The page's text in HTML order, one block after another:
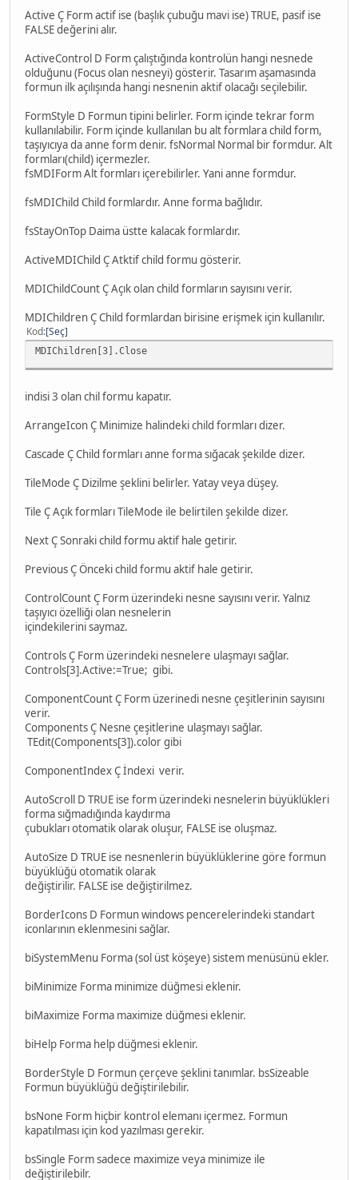
Active Ç Form actif ise (başlık çubuğu mavi ise) TRUE, pasif ise
FALSE değerini alır.
ActiveControl D Form çalıştığında kontrolün hangi nesnede
olduğunu (Focus olan nesneyi) gösterir. Tasarım aşamasında
formun ilk açılışında hangi nesnenin aktif olacağı seçilebilir.
FormStyle D Formun tipini belirler. Form içinde tekrar form
kullanılabilir. Form içinde kullanılan bu alt formlara child form,
taşıyıcıya da anne form denir. fsNormal Normal bir formdur. Alt
formları(child) içermezler.
fsMDIForm Alt formları içerebilirler. Yani anne formdur.
fsMDIChild Child formlardır. Anne forma bağlıdır.
fsStayOnTop Daima üstte kalacak formlardır.
ActiveMDIChild Ç Atktif child formu gösterir.
MDIChildCount Ç Açık olan child formların sayısını verir.
MDIChildren Ç Child formlardan birisine erişmek için kullanılır.
Kod Seç
MDIChildren[3].Close
indisi 3 olan chil formu kapatır.
ArrangeIcon Ç Minimize halindeki child formları dizer.
Cascade Ç Child formları anne forma sığacak şekilde dizer.
TileMode Ç Dizilme şeklini belirler. Yatay veya düşey.
Tile Ç Açık formları TileMode ile belirtilen şekilde dizer.
Next Ç Sonraki child formu aktif hale getirir.
Previous Ç Önceki child formu aktif hale getirir.
ControlCount Ç Form üzerindeki nesne sayısını verir. Yalnız
taşıyıcı özelliği olan nesnelerin
içindekilerini saymaz.
Controls Ç Form üzerindeki nesnelere ulaşmayı sağlar.
Controls[3].Active:=True; gibi.
ComponentCount Ç Form üzerinedi nesne çeşitlerinin sayısını
verir.
Components Ç Nesne çeşitlerine ulaşmayı sağlar.
TEdit(Components[3]).color gibi
ComponentIndex Ç İndexi verir.
AutoScroll D TRUE ise form üzerindeki nesnelerin büyüklükleri
forma sığmadığında kaydırma
çubukları otomatik olarak oluşur, FALSE ise oluşmaz.
AutoSize D TRUE ise nesnenlerin büyüklüklerine göre formun
büyüklüğü otomatik olarak
değiştirilir. FALSE ise değiştirilmez.
BorderIcons D Formun windows pencerelerindeki standart
iconlarının eklenmesini sağlar.
biSystemMenu Forma (sol üst köşeye) sistem menüsünü ekler.
biMinimize Forma minimize düğmesi eklenir.
biMaximize Forma maximize düğmesi eklenir.
biHelp Forma help düğmesi eklenir.
BorderStyle D Formun çerçeve şeklini tanımlar. bsSizeable
Formun büyüklüğü değiştirilebilir.
bsNone Form hiçbir kontrol elemanı içermez. Formun
kapatılması için kod yazılması gerekir.
bsSingle Form sadece maximize veya minimize ile
değiştirilebilr.